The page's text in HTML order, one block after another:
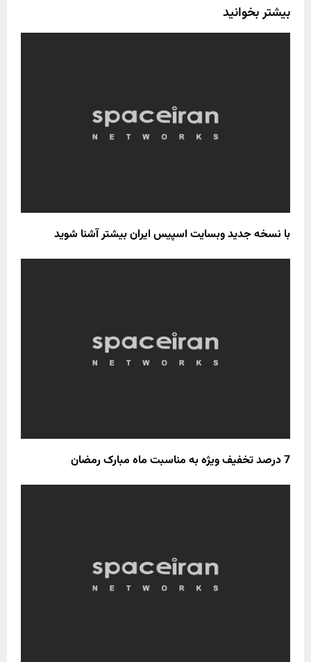
بیشتر بخوانید
با نسخه جدید وبسایت اسپیس ایران بیشتر آشنا شوید
7 درصد تخفیف ویژه به مناسبت ماه مبارک رمضان